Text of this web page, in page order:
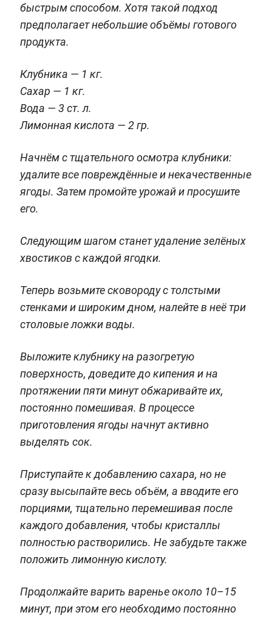
быстрым способом. Хотя такой подход
предполагает небольшие объёмы готового
продукта.
Клубника — 1 кг.
Сахар — 1 кг.
Вода — 3 ст. л.
Лимонная кислота — 2 гр.
Начнём с тщательного осмотра клубники:
удалите все повреждённые и некачественные
ягоды. Затем промойте урожай и просушите
его.
Следующим шагом станет удаление зелёных
хвостиков с каждой ягодки.
Теперь возьмите сковороду с толстыми
стенками и широким дном, налейте в неё три
столовые ложки воды.
Выложите клубнику на разогретую
поверхность, доведите до кипения и на
протяжении пяти минут обжаривайте их,
постоянно помешивая. В процессе
приготовления ягоды начнут активно
выделять сок.
Приступайте к добавлению сахара, но не
сразу высыпайте весь объём, а вводите его
порциями, тщательно перемешивая после
каждого добавления, чтобы кристаллы
полностью растворились. Не забудьте также
положить лимонную кислоту.
Продолжайте варить варенье около 10–15
минут, при этом его необходимо постоянно